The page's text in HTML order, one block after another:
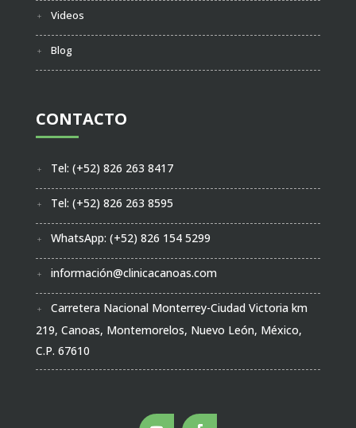
Videos
Blog
CONTACTO
Tel: (+52) 826 263 8417
Tel: (+52) 826 263 8595
WhatsApp: (+52) 826 154 5299
información@clinicacanoas.com
Carretera Nacional Monterrey-Ciudad Victoria km
219, Canoas, Montemorelos, Nuevo León, México,
C.P. 67610